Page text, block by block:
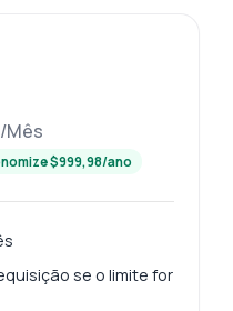
/Mês
$999,98/ano
se o limite for